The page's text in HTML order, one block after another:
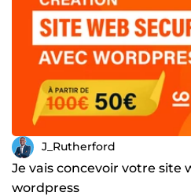
J_Rutherford
Je vais concevoir votre site
wordpress